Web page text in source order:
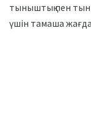
тыныштық пен
үшін тамаша